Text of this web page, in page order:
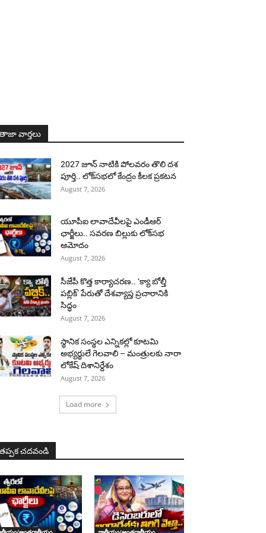
వార్తలు
2027 జూన్ నాటికి పోలవరం తొలి దశ
పూర్తి.. లోక్‌సభలో కేంద్రం కీలక ప్రకటన
August 7, 2026
యూపీఐ లావాదేవీలపై ఎండీఆర్
ఛార్జీలు.. సవరణ బిల్లుకు లోక్‌సభ
ఆమోదం
August 7, 2026
సీజేపీ కొత్త కార్యాచరణ.. ‘క్యా బోల్తీ
పబ్లిక్’ పేరుతో దేశవ్యాప్త ప్రచారానికి
సిద్ధం
August 7, 2026
స్థానిక సంస్థల ఎన్నికల్లో కూటమి
అభ్యర్థులే గెలవాలి – మంత్రులకు నారా
లోకేష్ దిశానిర్దేశం
August 7, 2026
Load more
చదవండి